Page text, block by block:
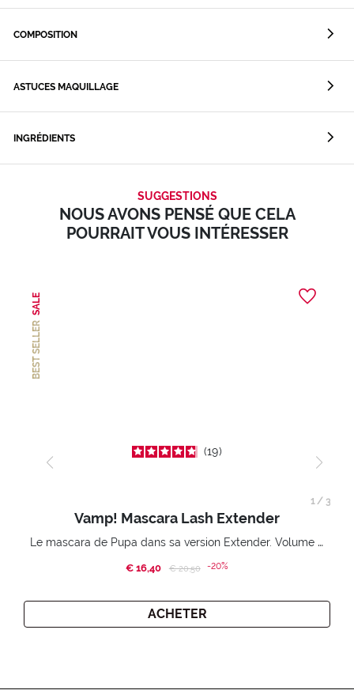
COMPOSITION
ASTUCES MAQUILLAGE
INGRÉDIENTS
SUGGESTIONS
NOUS AVONS PENSÉ QUE CELA
POURRAIT VOUS INTÉRESSER
BEST SELLER
SALE
19
Vamp! Mascara Lash Extender
Le mascara de Pupa dans sa version Extender. Volume extension 3D. Des cils amplifiés et liftés à l’infini.
€ 16,40 Price reduced from
€ 20,50to-20%
ACHETER
1/ 3